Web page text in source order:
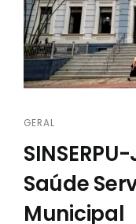
GERAL
Saúde
Municipal